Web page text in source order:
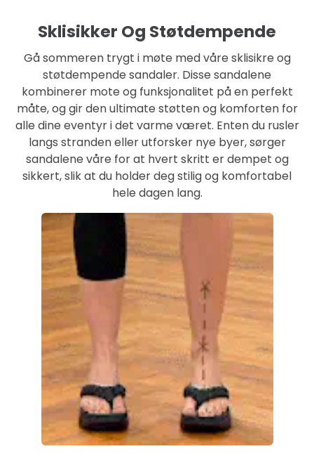
Sklisikker Og Støtdempende
Gå sommeren trygt i møte med våre sklisikre og
støtdempende sandaler. Disse sandalene
kombinerer mote og funksjonalitet på en perfekt
måte, og gir den ultimate støtten og komforten for
alle dine eventyr i det varme været. Enten du rusler
langs stranden eller utforsker nye byer, sørger
sandalene våre for at hvert skritt er dempet og
sikkert, slik at du holder deg stilig og komfortabel
hele dagen lang.